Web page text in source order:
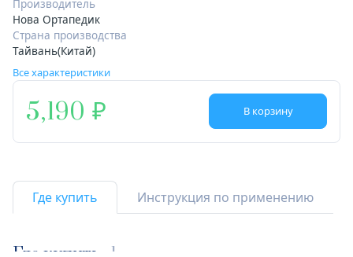
Производитель
Нова Ортапедик
Страна производства
Тайвань(Китай)
Все характеристики
5,190 В корзину
Где купить Инструкция по применению